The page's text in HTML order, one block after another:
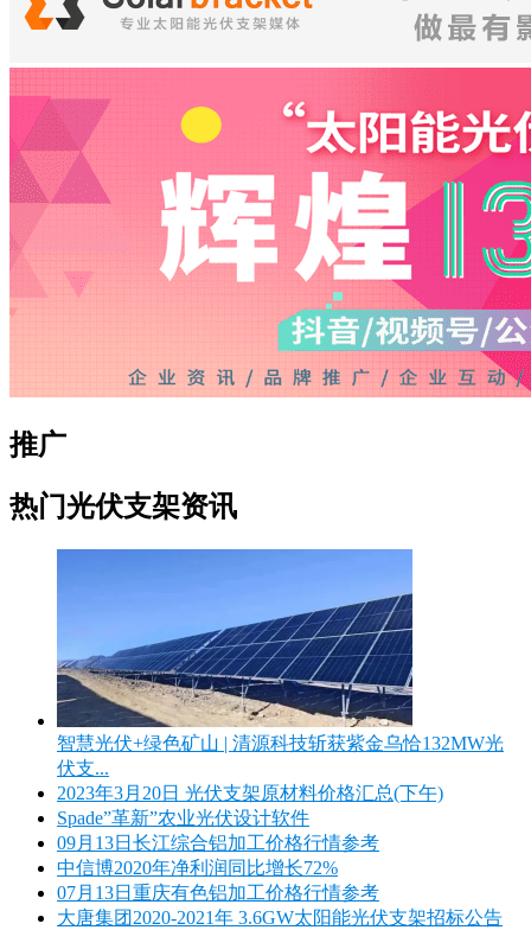
推广
热门光伏支架资讯
智慧光伏+绿色矿山 | 清源科技斩获紫金乌恰132MW光
伏支...
2023年3月20日 光伏支架原材料价格汇总(下午)
Spade”革新”农业光伏设计软件
09月13日长江综合铝加工价格行情参考
中信博2020年净利润同比增长72%
07月13日重庆有色铝加工价格行情参考
大唐集团2020-2021年 3.6GW太阳能光伏支架招标公告